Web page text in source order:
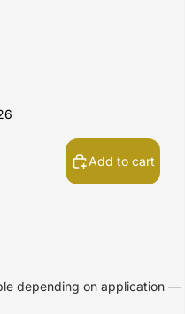
Add to cart
depending on application —